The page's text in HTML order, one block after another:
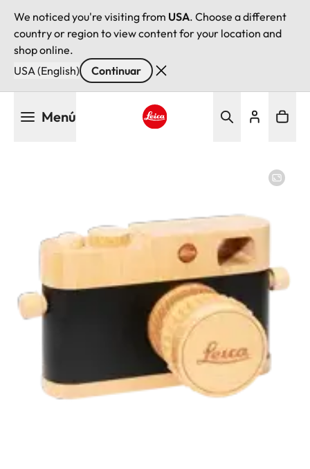
We noticed you're visiting from USA. Choose a different
country or region to view content for your location and
shop online.
USA (English)
Continuar
Menú